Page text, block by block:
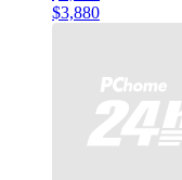
$3,880